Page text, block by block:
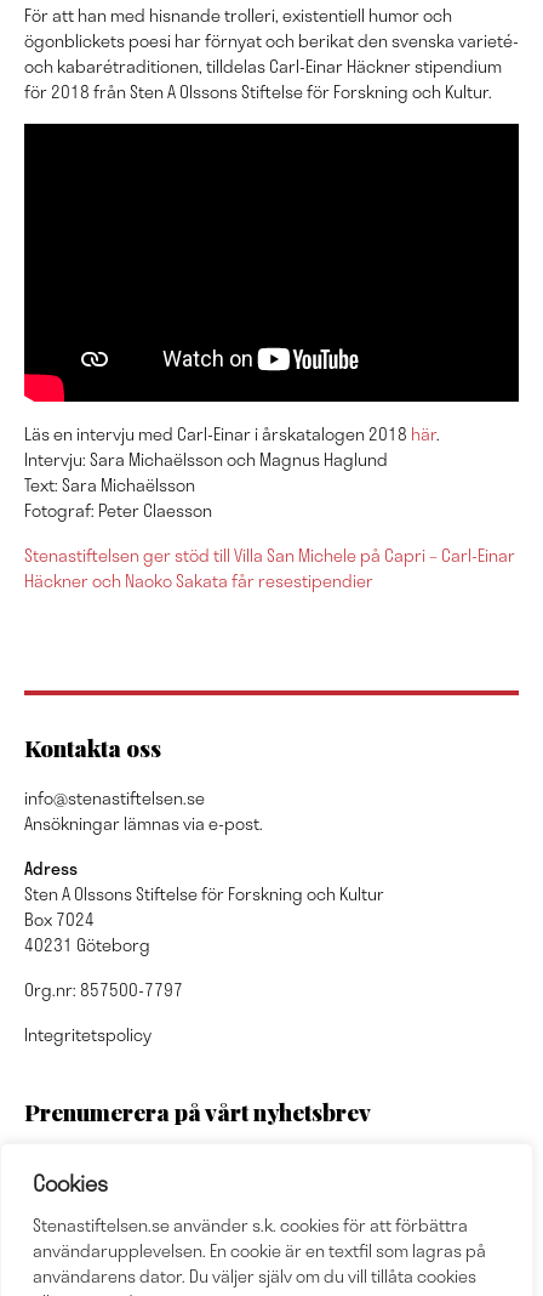
Cookies
Stenastiftelsen.se använder s.k. cookies för att förbättra
användarupplevelsen. En cookie är en textfil som lagras på
användarens dator. Du väljer själv om du vill tillåta cookies
För att han med hisnande trolleri, existentiell humor och
ögonblickets poesi har förnyat och berikat den svenska varieté-
och kabarétraditionen, tilldelas Carl-Einar Häckner stipendium
för 2018 från Sten A Olssons Stiftelse för Forskning och Kultur.
Läs en intervju med Carl-Einar i årskatalogen 2018 här.
Intervju: Sara Michaëlsson och Magnus Haglund
Text: Sara Michaëlsson
Fotograf: Peter Claesson
Stenastiftelsen ger stöd till Villa San Michele på Capri – Carl-Einar
Häckner och Naoko Sakata får resestipendier
Kontakta oss
info@stenastiftelsen.se
Ansökningar lämnas via e-post.
Adress
Sten A Olssons Stiftelse för Forskning och Kultur
Box 7024
40231 Göteborg
Org.nr: 857500-7797
Integritetspolicy
Prenumerera på vårt nyhetsbrev
Nyhetsbrevsarkiv